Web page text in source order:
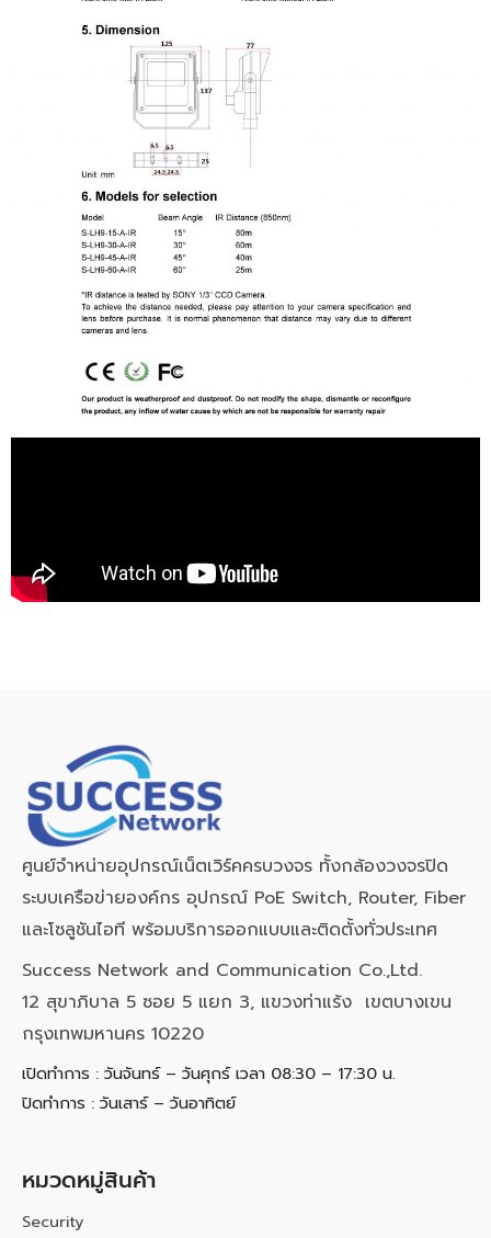
ศูนย์จำหน่ายอุปกรณ์เน็ตเวิร์คครบวงจร ทั้งกล้องวงจรปิด
ระบบเครือข่ายองค์กร อุปกรณ์ PoE Switch, Router, Fiber
และโซลูชันไอที พร้อมบริการออกแบบและติดตั้งทั่วประเทศ
Success Network and Communication Co.,Ltd.
12 สุขาภิบาล 5 ซอย 5 แยก 3, แขวงท่าแร้ง เขตบางเขน
กรุงเทพมหานคร 10220
เปิดทำการ : วันจันทร์ – วันศุกร์ เวลา 08:30 – 17:30 น.
ปิดทำการ : วันเสาร์ – วันอาทิตย์
หมวดหมู่สินค้า
Security